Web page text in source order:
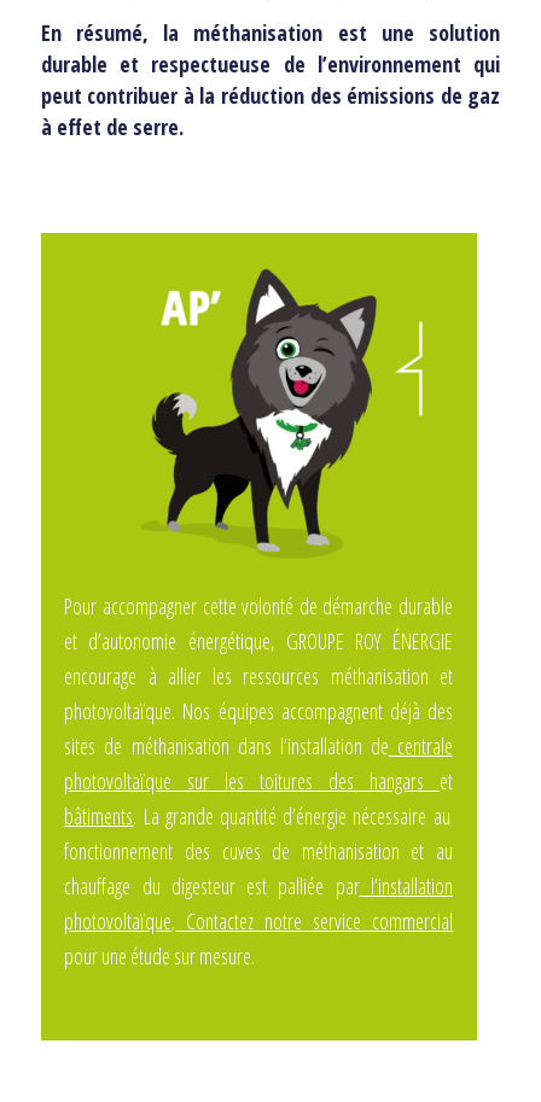
En résumé, la méthanisation est une solution
durable et respectueuse de l’environnement qui
peut contribuer à la réduction des émissions de gaz
à effet de serre.
Pour accompagner cette volonté de démarche durable
et d’autonomie énergétique, GROUPE ROY ÉNERGIE
encourage à allier les ressources méthanisation et
photovoltaïque. Nos équipes accompagnent déjà des
sites de méthanisation dans l’installation de centrale
photovoltaïque sur les toitures des hangars et
bâtiments. La grande quantité d’énergie nécessaire au
fonctionnement des cuves de méthanisation et au
chauffage du digesteur est palliée par l’installation
photovoltaïque. Contactez notre service commercial
pour une étude sur mesure.